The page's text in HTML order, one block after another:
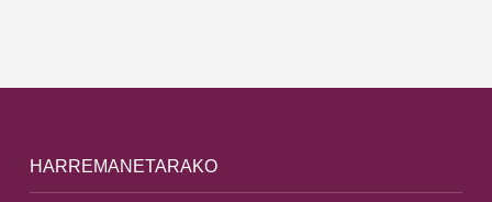
HARREMANETARAKO